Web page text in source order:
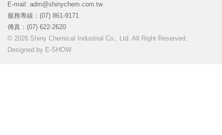
E-mail: adm@shinychem.com.tw
服務專線：(07) 861-9171
傳真：(07) 622-2620
© 2026 Shiny Chemical Industrial Co., Ltd. All Right Reserved.
Designed by E-SHOW